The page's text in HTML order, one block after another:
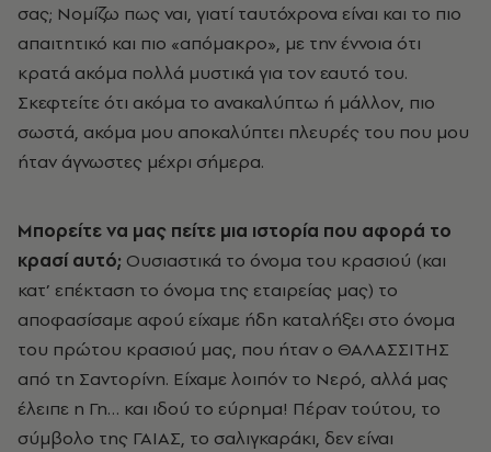
σας; Νομίζω πως ναι, γιατί ταυτόχρονα είναι και το πιο
απαιτητικό και πιο «απόμακρο», με την έννοια ότι
κρατά ακόμα πολλά μυστικά για τον εαυτό του.
Σκεφτείτε ότι ακόμα το ανακαλύπτω ή μάλλον, πιο
σωστά, ακόμα μου αποκαλύπτει πλευρές του που μου
ήταν άγνωστες μέχρι σήμερα.
Μπορείτε να μας πείτε μια ιστορία που αφορά το
κρασί αυτό; Ουσιαστικά το όνομα του κρασιού (και
κατ’ επέκταση το όνομα της εταιρείας μας) το
αποφασίσαμε αφού είχαμε ήδη καταλήξει στο όνομα
του πρώτου κρασιού μας, που ήταν ο ΘΑΛΑΣΣΙΤΗΣ
από τη Σαντορίνη. Είχαμε λοιπόν το Νερό, αλλά μας
έλειπε η Γη… και ιδού το εύρημα! Πέραν τούτου, το
σύμβολο της ΓΑΙΑΣ, το σαλιγκαράκι, δεν είναι